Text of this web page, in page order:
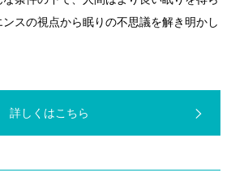
スの視点から眠りの不思議を解き明かし
詳しくはこちら